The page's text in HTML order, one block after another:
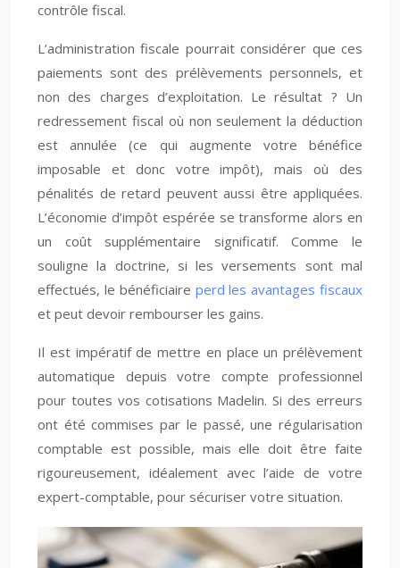
contrôle fiscal.
L’administration fiscale pourrait considérer que ces
paiements sont des prélèvements personnels, et
non des charges d’exploitation. Le résultat ? Un
redressement fiscal où non seulement la déduction
est annulée (ce qui augmente votre bénéfice
imposable et donc votre impôt), mais où des
pénalités de retard peuvent aussi être appliquées.
L’économie d’impôt espérée se transforme alors en
un coût supplémentaire significatif. Comme le
souligne la doctrine, si les versements sont mal
effectués, le bénéficiaire perd les avantages fiscaux
et peut devoir rembourser les gains.
Il est impératif de mettre en place un prélèvement
automatique depuis votre compte professionnel
pour toutes vos cotisations Madelin. Si des erreurs
ont été commises par le passé, une régularisation
comptable est possible, mais elle doit être faite
rigoureusement, idéalement avec l’aide de votre
expert-comptable, pour sécuriser votre situation.